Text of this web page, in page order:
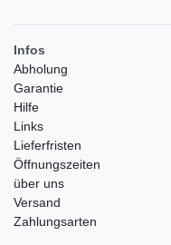
Infos
Abholung
Garantie
Hilfe
Links
Lieferfristen
Öffnungszeiten
über uns
Versand
Zahlungsarten